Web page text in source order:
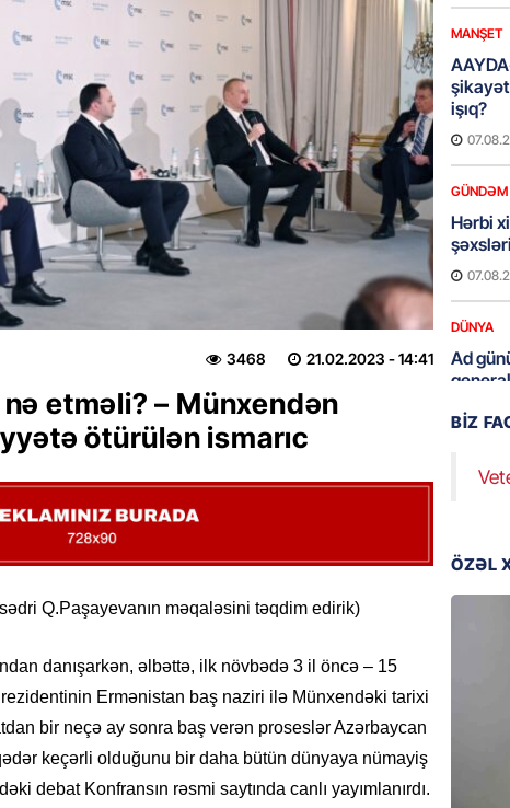
21.02.2023 - 14:41
3468
etməli? – Münxendən
ötürülən ismarıc
Q.Paşayevanın məqaləsini təqdim edirik)
danışarkən, əlbəttə, ilk növbədə 3 il öncə – 15
Ermənistan baş naziri ilə Münxendəki tarixi
bir neçə ay sonra baş verən proseslər Azərbaycan
keçərli olduğunu bir daha bütün dünyaya nümayiş
debat Konfransın rəsmi saytında canlı yayımlanırdı.
MANŞET
şikayət
işıq?
GÜNDƏM
Hərbi
DÜNYA
Ad
95
Çin
BIZ
ÖZƏL